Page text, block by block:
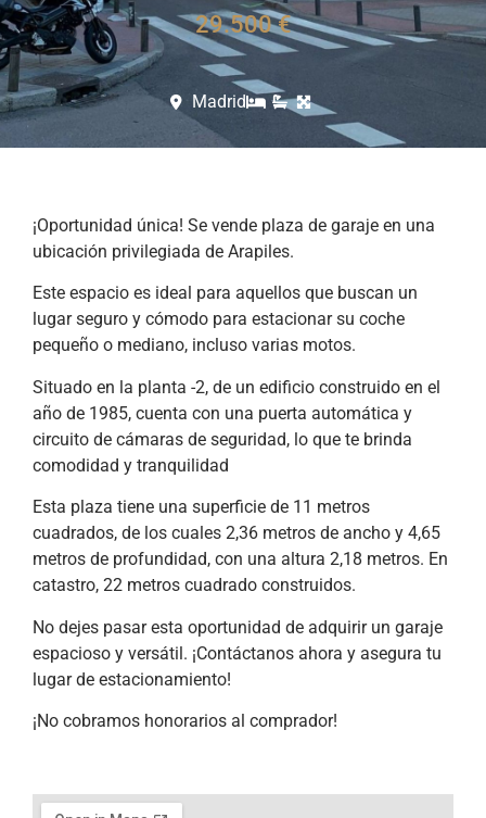
29.500 €
Madrid
¡Oportunidad única! Se vende plaza de garaje en una
ubicación privilegiada de Arapiles.
Este espacio es ideal para aquellos que buscan un
lugar seguro y cómodo para estacionar su coche
pequeño o mediano, incluso varias motos.
Situado en la planta -2, de un edificio construido en el
año de 1985, cuenta con una puerta automática y
circuito de cámaras de seguridad, lo que te brinda
comodidad y tranquilidad
Esta plaza tiene una superficie de 11 metros
cuadrados, de los cuales 2,36 metros de ancho y 4,65
metros de profundidad, con una altura 2,18 metros. En
catastro, 22 metros cuadrado construidos.
No dejes pasar esta oportunidad de adquirir un garaje
espacioso y versátil. ¡Contáctanos ahora y asegura tu
lugar de estacionamiento!
¡No cobramos honorarios al comprador!